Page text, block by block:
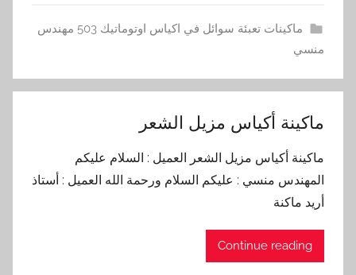
ماكينات تعبئة سوائل في اكياس اوتوماتيك 503 مهندس
منسي
ماكينة أكياس مزيل الشعر
ماكينة أكياس مزيل الشعر العميل : السلام عليكم
المهندس منسي : عليكم السلام ورحمة الله العميل : أستاذ
أريد ماكنة
Continue reading